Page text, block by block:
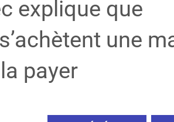
explique que
une
payer